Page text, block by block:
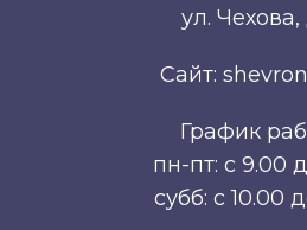
ул. Чехова,
Сайт:
График
пн-пт: с 9.00
субб: с 10.00